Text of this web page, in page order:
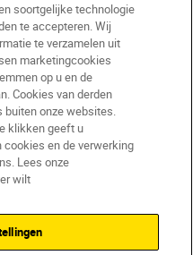
soortgelijke technologie
te accepteren. Wij
te verzamelen uit
marketingcookies
op u en de
Cookies van derden
buiten onze websites.
klikken geeft u
en de verwerking
Lees onze
wilt